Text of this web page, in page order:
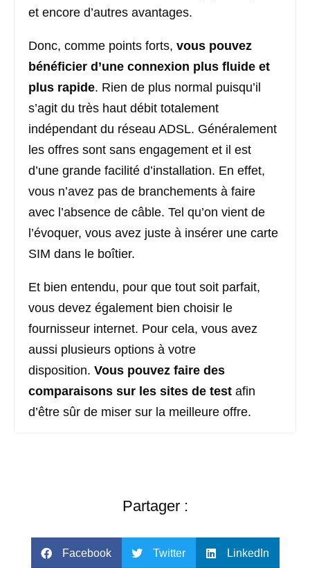
et encore d’autres avantages.
Donc, comme points forts, vous pouvez
bénéficier d’une connexion plus fluide et
plus rapide. Rien de plus normal puisqu’il
s’agit du très haut débit totalement
indépendant du réseau ADSL. Généralement
les offres sont sans engagement et il est
d’une grande facilité d’installation. En effet,
vous n’avez pas de branchements à faire
avec l’absence de câble. Tel qu’on vient de
l’évoquer, vous avez juste à insérer une carte
SIM dans le boîtier.
Et bien entendu, pour que tout soit parfait,
vous devez également bien choisir le
fournisseur internet. Pour cela, vous avez
aussi plusieurs options à votre
disposition. Vous pouvez faire des
comparaisons sur les sites de test afin
d’être sûr de miser sur la meilleure offre.
Partager :
Facebook Twitter LinkedIn